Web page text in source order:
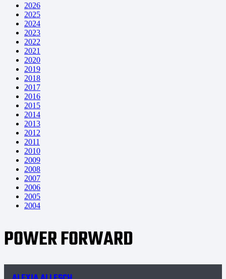
2026
2025
2024
2023
2022
2021
2020
2019
2018
2017
2016
2015
2014
2013
2012
2011
2010
2009
2008
2007
2006
2005
2004
POWER FORWARD